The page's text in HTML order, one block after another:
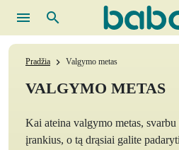
menu search
Pradžia chevron_right Valgymo metas
VALGYMO METAS
Kai ateina valgymo metas,
įrankius, o tą drąsiai galite